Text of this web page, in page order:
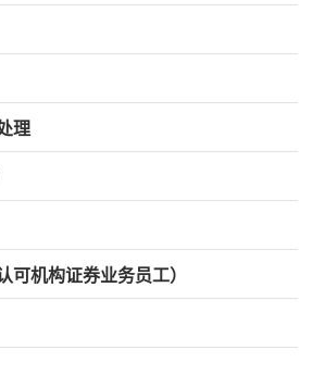
理
可机构证券业务员工）